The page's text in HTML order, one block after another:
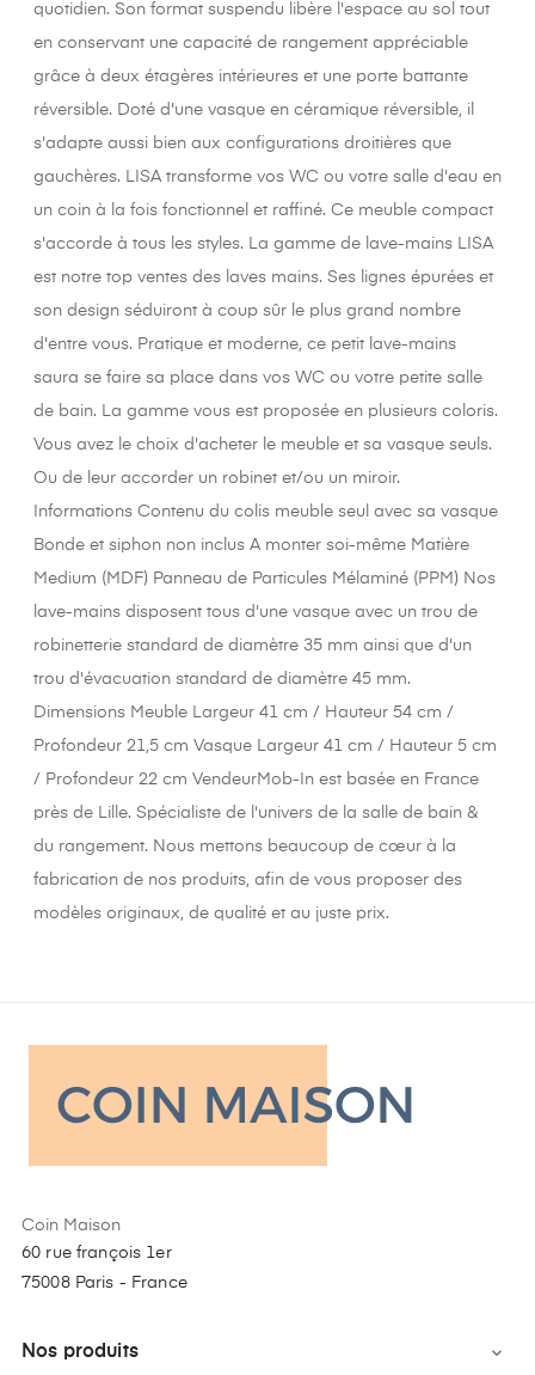
quotidien. Son format suspendu libère l'espace au sol tout
en conservant une capacité de rangement appréciable
grâce à deux étagères intérieures et une porte battante
réversible. Doté d'une vasque en céramique réversible, il
s'adapte aussi bien aux configurations droitières que
gauchères. LISA transforme vos WC ou votre salle d'eau en
un coin à la fois fonctionnel et raffiné. Ce meuble compact
s'accorde à tous les styles. La gamme de lave-mains LISA
est notre top ventes des laves mains. Ses lignes épurées et
son design séduiront à coup sûr le plus grand nombre
d'entre vous. Pratique et moderne, ce petit lave-mains
saura se faire sa place dans vos WC ou votre petite salle
de bain. La gamme vous est proposée en plusieurs coloris.
Vous avez le choix d'acheter le meuble et sa vasque seuls.
Ou de leur accorder un robinet et/ou un miroir.
Informations Contenu du colis meuble seul avec sa vasque
Bonde et siphon non inclus A monter soi-même Matière
Medium (MDF) Panneau de Particules Mélaminé (PPM) Nos
lave-mains disposent tous d'une vasque avec un trou de
robinetterie standard de diamètre 35 mm ainsi que d'un
trou d'évacuation standard de diamètre 45 mm.
Dimensions Meuble Largeur 41 cm / Hauteur 54 cm /
Profondeur 21,5 cm Vasque Largeur 41 cm / Hauteur 5 cm
/ Profondeur 22 cm VendeurMob-In est basée en France
près de Lille. Spécialiste de l'univers de la salle de bain &
du rangement. Nous mettons beaucoup de cœur à la
fabrication de nos produits, afin de vous proposer des
modèles originaux, de qualité et au juste prix.
Coin Maison
60 rue françois 1er
75008 Paris - France
Nos produits 